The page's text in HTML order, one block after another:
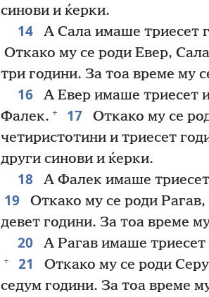
синови и ќерки.
14 А Сала имаше триесет
Откако му се роди Евер,
три години. За тоа време му
16
А Евер имаше триесет
Фалек. + 17
Откако му се
четиристотини и триесет
други синови и ќерки.
18 А Фалек имаше
19
Откако му се роди
девет години. За тоа време
20 А Рагав имаше триесет
+ 21
Откако му се роди
седум години. За тоа време